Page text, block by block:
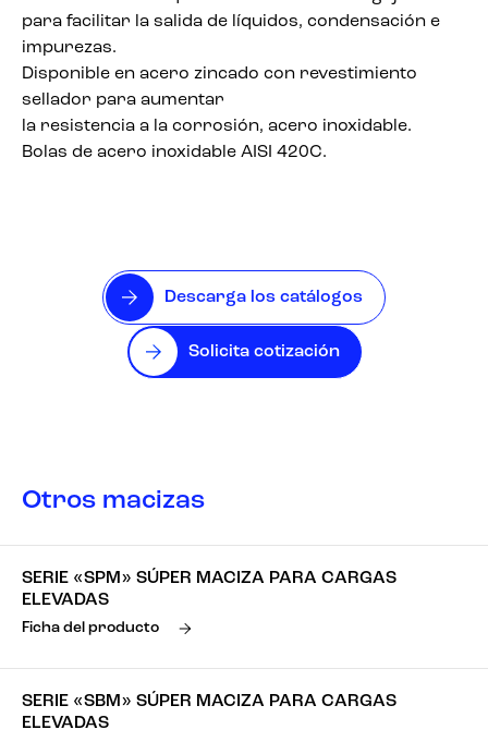
para facilitar la salida de líquidos, condensación e
impurezas.
Disponible en acero zincado con revestimiento
sellador para aumentar
la resistencia a la corrosión, acero inoxidable.
Bolas de acero inoxidable AISI 420C.
Descarga los catálogos
Solicita cotización
Otros macizas
SERIE «SPM» SÚPER MACIZA PARA CARGAS
ELEVADAS
Ficha del producto
SERIE «SBM» SÚPER MACIZA PARA CARGAS
ELEVADAS